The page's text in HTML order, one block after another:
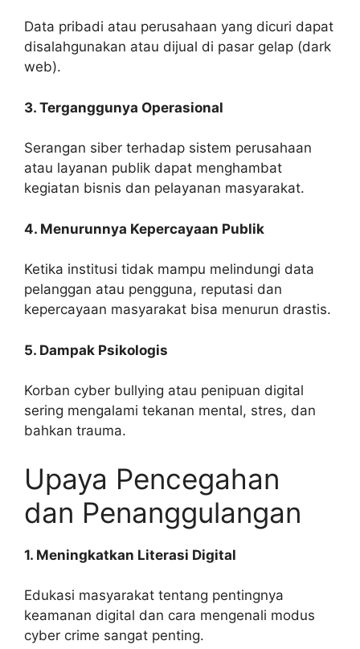
Data pribadi atau perusahaan yang dicuri dapat
disalahgunakan atau dijual di pasar gelap (dark
web).
3. Terganggunya Operasional
Serangan siber terhadap sistem perusahaan
atau layanan publik dapat menghambat
kegiatan bisnis dan pelayanan masyarakat.
4. Menurunnya Kepercayaan Publik
Ketika institusi tidak mampu melindungi data
pelanggan atau pengguna, reputasi dan
kepercayaan masyarakat bisa menurun drastis.
5. Dampak Psikologis
Korban cyber bullying atau penipuan digital
sering mengalami tekanan mental, stres, dan
bahkan trauma.
Upaya Pencegahan
dan Penanggulangan
1. Meningkatkan Literasi Digital
Edukasi masyarakat tentang pentingnya
keamanan digital dan cara mengenali modus
cyber crime sangat penting.